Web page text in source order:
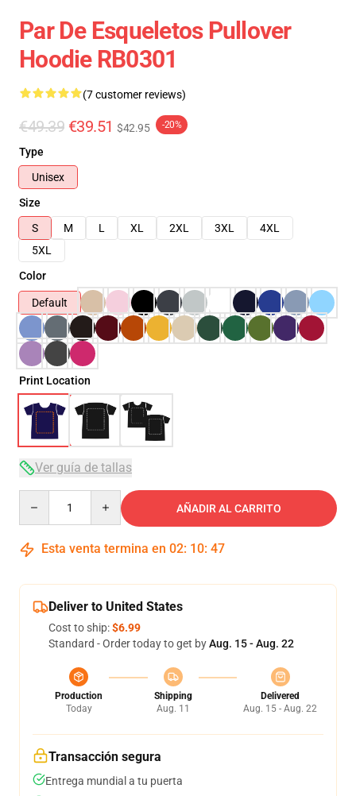
Par De Esqueletos Pullover
Hoodie RB0301
(7 customer reviews)
€49.39 €39.51 $42.95 -20%
Type
Unisex
Size
S
M L XL 2XL 3XL
4XL
5XL
Color
Default
Print Location
Ver guía de tallas
AÑADIR AL CARRITO
Esta venta termina en 02: 10: 46
Deliver to United States
Cost to ship:$6.99
Standard - Order today to get byAug. 15 - Aug. 22
Production
Today
Shipping
Aug. 11
Delivered
Aug. 15 - Aug. 22
Transacción segura
Entrega mundial a tu puerta